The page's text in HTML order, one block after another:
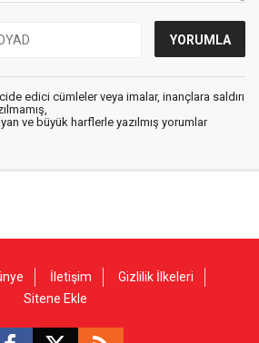
edici cümleler veya imalar, inançlara saldırı
ve büyük harflerle yazılmış yorumlar
İletişim
Gizlilik İlkeleri
Sitene Ekle